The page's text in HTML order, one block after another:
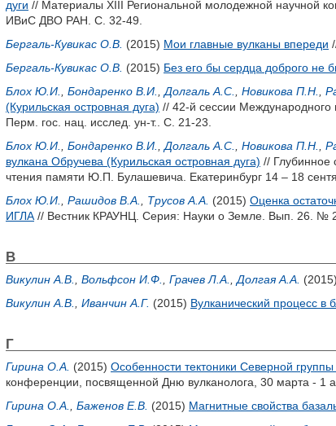
дуги // Материалы XIII Региональной молодежной научной
ИВиС ДВО РАН. С. 32-49.
Бергаль-Кувикас О.В. (2015) Мои главные вулканы впереди
Бергаль-Кувикас О.В. (2015) Без его бы сердца доброго не
Блох Ю.И.
Бондаренко В.И. Долгаль А.С. Новикова П.Н.
(Курильская островная дуга) // 42-й сессии Международного
Перм. гос. нац. исслед. ун-т.. С. 21-23.
Блох Ю.И.
Бондаренко В.И. Долгаль А.С. Новикова П.Н.
вулкана Обручева (Курильская островная дуга) // Глубинное
чтения памяти Ю.П. Булашевича. Екатеринбург 14 – 18
Блох Ю.И.
Рашидов В.А. Трусов А.А. (2015) Оценка
ИГЛА // Вестник КРАУНЦ. Серия: Науки о Земле. Вып. 26. №
В
Викулин А.В. Вольфсон И.Ф. Грачев Л.А. Долгая А.А. (2015)
Викулин А.В.
Иванчин А.Г. (2015) Вулканический процесс в
Г
Гирина О.А. (2015) Особенности тектоники Северной группы
конференции, посвященной Дню вулканолога, 30 марта - 1
Гирина О.А.
Баженов Е.В. (2015) Магнитные свойства